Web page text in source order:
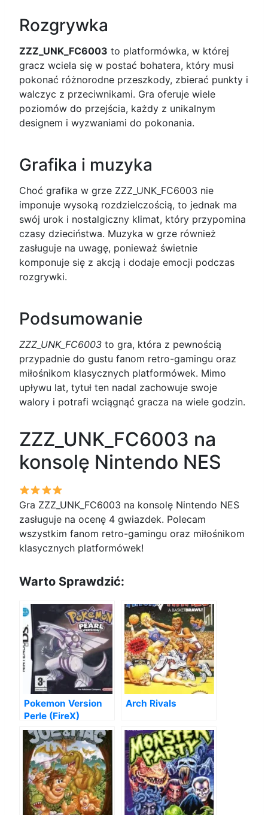
Rozgrywka
ZZZ_UNK_FC6003 to platformówka, w której
gracz wciela się w postać bohatera, który musi
pokonać różnorodne przeszkody, zbierać punkty i
walczyc z przeciwnikami. Gra oferuje wiele
poziomów do przejścia, każdy z unikalnym
designem i wyzwaniami do pokonania.
Grafika i muzyka
Choć grafika w grze ZZZ_UNK_FC6003 nie
imponuje wysoką rozdzielczością, to jednak ma
swój urok i nostalgiczny klimat, który przypomina
czasy dzieciństwa. Muzyka w grze również
zasługuje na uwagę, ponieważ świetnie
komponuje się z akcją i dodaje emocji podczas
rozgrywki.
Podsumowanie
ZZZ_UNK_FC6003 to gra, która z pewnością
przypadnie do gustu fanom retro-gamingu oraz
miłośnikom klasycznych platformówek. Mimo
upływu lat, tytuł ten nadal zachowuje swoje
walory i potrafi wciągnąć gracza na wiele godzin.
ZZZ_UNK_FC6003 na
konsolę Nintendo NES
Gra ZZZ_UNK_FC6003 na konsolę Nintendo NES
zasługuje na ocenę 4 gwiazdek. Polecam
wszystkim fanom retro-gamingu oraz miłośnikom
klasycznych platformówek!
Warto Sprawdzić:
Pokemon Version
Perle (FireX)
Arch Rivals